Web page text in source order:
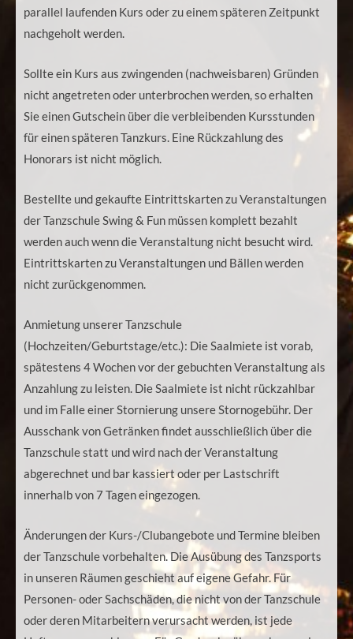
parallel laufenden Kurs oder zu einem späteren Zeitpunkt
nachgeholt werden.
Sollte ein Kurs aus zwingenden (nachweisbaren) Gründen
nicht angetreten oder unterbrochen werden, so erhalten
Sie einen Gutschein über die verbleibenden Kursstunden
für einen späteren Tanzkurs. Eine Rückzahlung des
Honorars ist nicht möglich.
Bestellte und gekaufte Eintrittskarten zu Veranstaltungen
der Tanzschule Swing & Fun müssen komplett bezahlt
werden auch wenn die Veranstaltung nicht besucht wird.
Eintrittskarten zu Veranstaltungen und Bällen werden
nicht zurückgenommen.
Anmietung unserer Tanzschule
(Hochzeiten/Geburtstage/etc.): Die Saalmiete ist vorab,
spätestens 4 Wochen vor der gebuchten Veranstaltung als
Anzahlung zu leisten. Die Saalmiete ist nicht rückzahlbar
und im Falle einer Stornierung unsere Stornogebühr. Der
Ausschank von Getränken findet ausschließlich über die
Tanzschule statt und wird nach der Veranstaltung
abgerechnet und bar kassiert oder per Lastschrift
innerhalb von 7 Tagen eingezogen.
Änderungen der Kurs-/Clubangebote und Termine bleiben
der Tanzschule vorbehalten. Die Ausübung des Tanzsports
in unseren Räumen geschieht auf eigene Gefahr. Für
Personen- oder Sachschäden, die nicht von der Tanzschule
oder deren Mitarbeitern verursacht werden, ist jede